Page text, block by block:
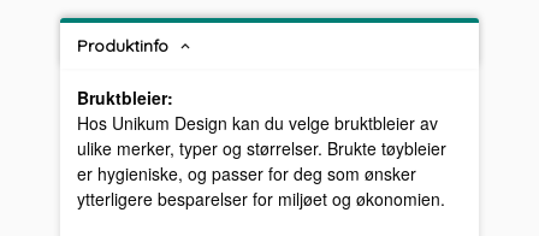
Produktinfo
Bruktbleier:
Hos Unikum Design kan du velge bruktbleier av
ulike merker, typer og størrelser. Brukte tøybleier
er hygieniske, og passer for deg som ønsker
ytterligere besparelser for miljøet og økonomien.